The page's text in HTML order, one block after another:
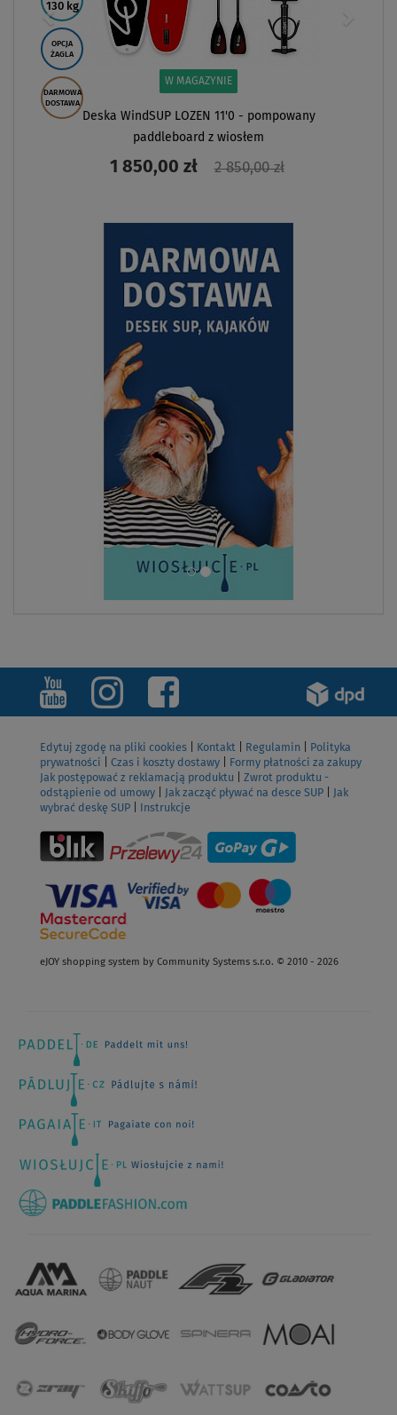
130 kg
OPCJA
ŻAGLA
DARMOWA
DOSTAWA
W MAGAZYNIE
Deska WindSUP LOZEN 11'0 - pompowany
paddleboard z wiosłem
1 850,00 zł 2 850,00 zł
Edytuj zgodę na pliki cookies Kontakt Regulamin
Polityka
prywatności
Czas i koszty dostawy
Formy płatności za zakupy
Jak postępować z reklamacją produktu
Zwrot produktu -
odstąpienie od umowy
Jak zacząć pływać na desce SUP
Jak
wybrać deskę SUP
Instrukcje
eJOY shopping system by Community Systems s.r.o. © 2010 - 2026